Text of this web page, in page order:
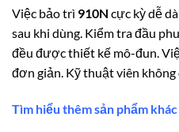
Việc bảo trì 910N cực kỳ dễ
sau khi dùng. Kiểm tra đầu
đều được thiết kế mô-đun.
đơn giản. Kỹ thuật viên
Tìm hiểu thêm sản phẩm khác